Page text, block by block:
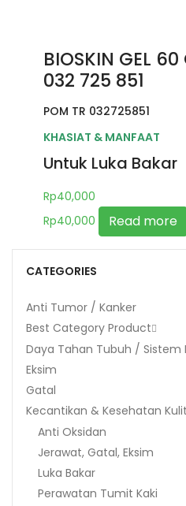
BIOSKIN GEL
032 725 851
POM TR 032725851
KHASIAT & MANFAAT
Untuk Luka Bakar
Rp40,000
Rp40,000 Read more
CATEGORIES
Anti Tumor / Kanker
Best Category Product
Daya Tahan Tubuh / Sistem
Eksim
Gatal
Kecantikan & Kesehatan Kulit
Anti Oksidan
Jerawat, Gatal, Eksim
Luka Bakar
Perawatan Tumit Kaki